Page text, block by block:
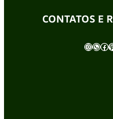
CONTATOS E
InstagramWhatsApp Facebook Pinterest